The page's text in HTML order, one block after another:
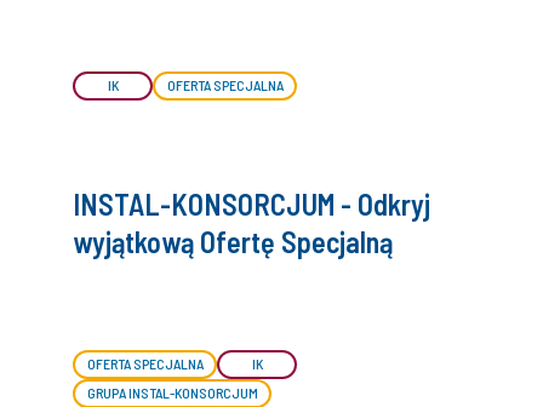
IK OFERTA SPECJALNA
INSTAL-KONSORCJUM - Odkryj
wyjątkową Ofertę Specjalną
OFERTA SPECJALNA
IK
GRUPA INSTAL-KONSORCJUM